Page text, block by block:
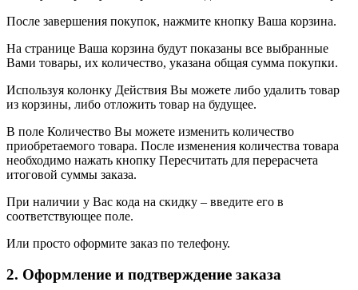
После завершения покупок, нажмите кнопку Ваша корзина.
На странице Ваша корзина будут показаны все выбранные
Вами товары, их количество, указана общая сумма покупки.
Используя колонку Действия Вы можете либо удалить товар
из корзины, либо отложить товар на будущее.
В поле Количество Вы можете изменить количество
приобретаемого товара. После изменения количества товара
необходимо нажать кнопку Пересчитать для перерасчета
итоговой суммы заказа.
При наличии у Вас кода на скидку – введите его в
соответствующее поле.
Или просто оформите заказ по телефону.
2. Оформление и подтверждение заказа